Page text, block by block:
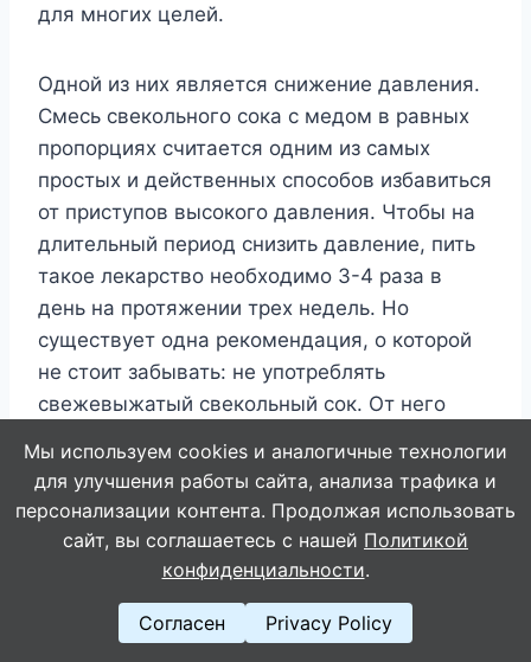
для многих целей.
Одной из них является снижение давления.
Смесь свекольного сока с медом в равных
пропорциях считается одним из самых
простых и действенных способов избавиться
от приступов высокого давления. Чтобы на
длительный период снизить давление, пить
такое лекарство необходимо 3-4 раза в
день на протяжении трех недель. Но
существует одна рекомендация, о которой
не стоит забывать: не употреблять
свежевыжатый свекольный сок. От него
приготовить продукт и дать отстояться день,
чтобы обезопасить себя от других проблем.
Распространенным способом избавления от
повышенного артериального давления без
таблеток является прием настоя из
Мы используем cookies и аналогичные технологии
для улучшения работы сайта, анализа трафика и
персонализации контента. Продолжая использовать
сайт, вы соглашаетесь с нашей Политикой
конфиденциальности.
Согласен Privacy Policy